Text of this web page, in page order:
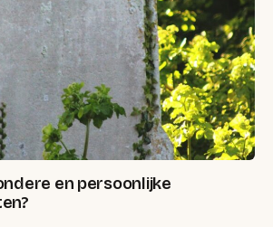
en persoonlijke